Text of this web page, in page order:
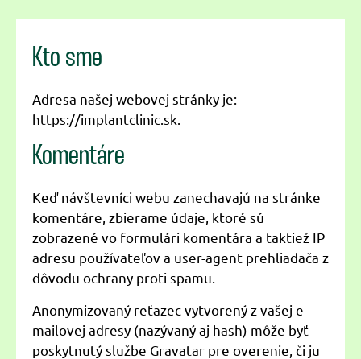
Kto sme
Adresa našej webovej stránky je:
https://implantclinic.sk.
Komentáre
Keď návštevníci webu zanechavajú na stránke
komentáre, zbierame údaje, ktoré sú
zobrazené vo formulári komentára a taktiež IP
adresu používateľov a user-agent prehliadača z
dôvodu ochrany proti spamu.
Anonymizovaný reťazec vytvorený z vašej e-
mailovej adresy (nazývaný aj hash) môže byť
poskytnutý službe Gravatar pre overenie, či ju